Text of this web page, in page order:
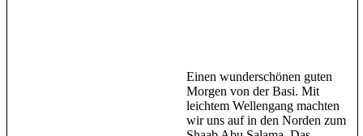
Einen wunderschönen guten
Morgen von der Basi. Mit
leichtem Wellengang machten
wir uns auf in den Norden zum